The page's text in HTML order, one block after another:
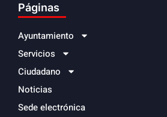
Páginas
Ayuntamiento
Servicios
Ciudadano
Noticias
Sede electrónica